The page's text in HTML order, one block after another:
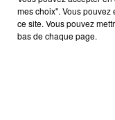
mes choix". Vous
ce site. Vous pouvez
bas de chaque page.